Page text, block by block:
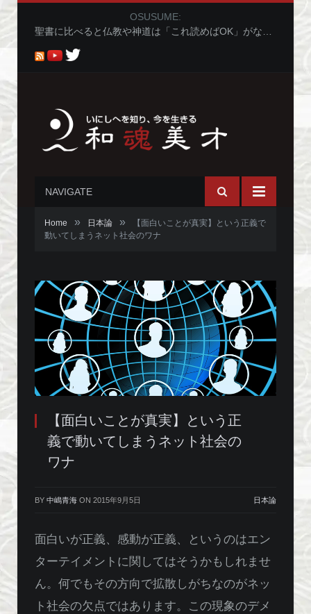
OSUSUME:
サムハラ神社 造化三神をまつるパワースポット （岡山）
NAVIGATE
Home » 日本論 »
【面白いことが真実】という正義で
動いてしまうネット社会のワナ
【面白いことが真実】という正
義で動いてしまうネット社会の
ワナ
BY 中嶋青海 ON 2015年9月5日 日本論
面白いが正義、感動が正義、というのはエン
ターテイメントに関してはそうかもしれませ
ん。何でもその方向で拡散しがちなのがネッ
ト社会の欠点ではあります。この現象のデメ